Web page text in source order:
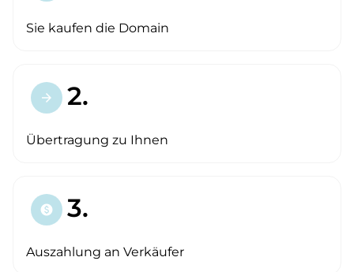
Sie kaufen die Domain
arrow_forward 2.
Übertragung zu Ihnen
paid 3.
Auszahlung an Verkäufer